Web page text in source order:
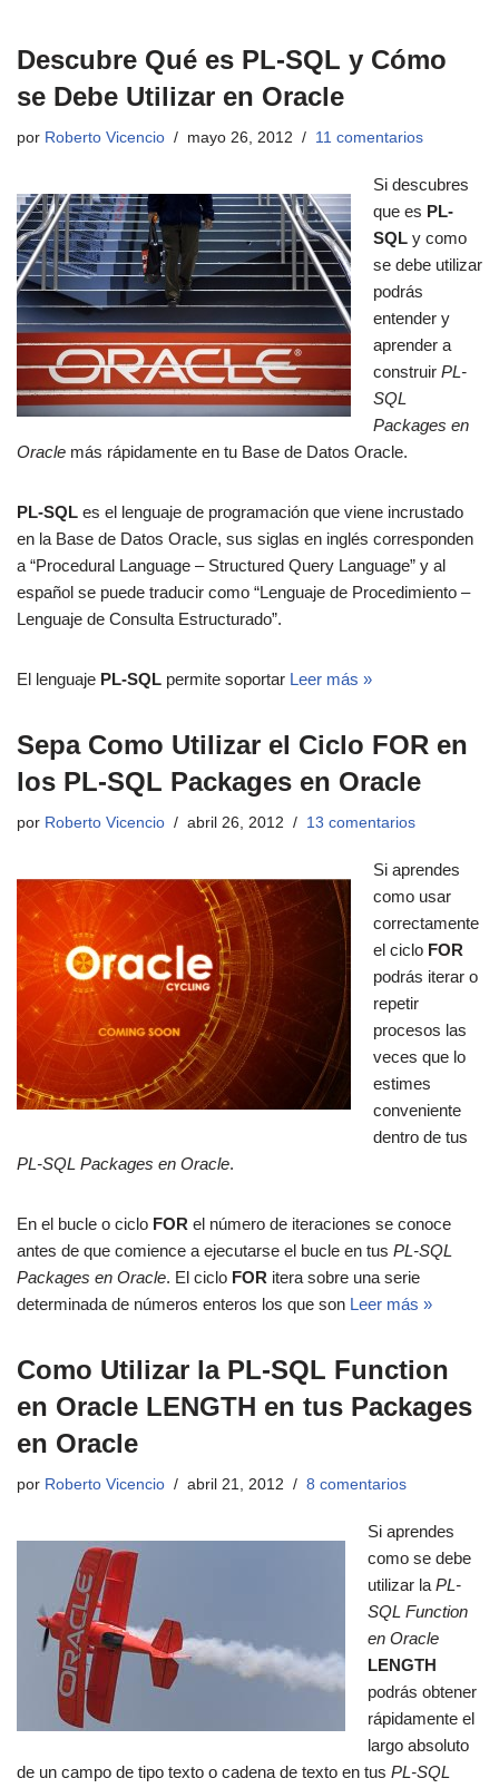
Descubre Qué es PL-SQL y Cómo
se Debe Utilizar en Oracle
por Roberto Vicencio mayo 26, 2012 11 comentarios
Si descubres
que es PL-
SQL y como
se debe utilizar
podrás
entender y
aprender a
construir PL-
SQL
Packages en
Oracle más rápidamente en tu Base de Datos Oracle.
PL-SQL es el lenguaje de programación que viene incrustado
en la Base de Datos Oracle, sus siglas en inglés corresponden
a “Procedural Language – Structured Query Language” y al
español se puede traducir como “Lenguaje de Procedimiento –
Lenguaje de Consulta Estructurado”.
El lenguaje PL-SQL permite soportar Leer más »
Sepa Como Utilizar el Ciclo FOR en
los PL-SQL Packages en Oracle
por Roberto Vicencio abril 26, 2012 13 comentarios
Si aprendes
como usar
correctamente
el ciclo FOR
podrás iterar o
repetir
procesos las
veces que lo
estimes
conveniente
dentro de tus
PL-SQL Packages en Oracle.
En el bucle o ciclo FOR el número de iteraciones se conoce
antes de que comience a ejecutarse el bucle en tus PL-SQL
Packages en Oracle. El ciclo FOR itera sobre una serie
determinada de números enteros los que son Leer más »
Como Utilizar la PL-SQL Function
en Oracle LENGTH en tus Packages
en Oracle
por Roberto Vicencio abril 21, 2012 8 comentarios
Si aprendes
como se debe
utilizar la PL-
SQL Function
en Oracle
LENGTH
podrás obtener
rápidamente el
largo absoluto
de un campo de tipo texto o cadena de texto en tus PL-SQL